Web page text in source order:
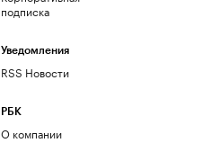
подписка
Уведомления
RSS Новости
РБК
О компании